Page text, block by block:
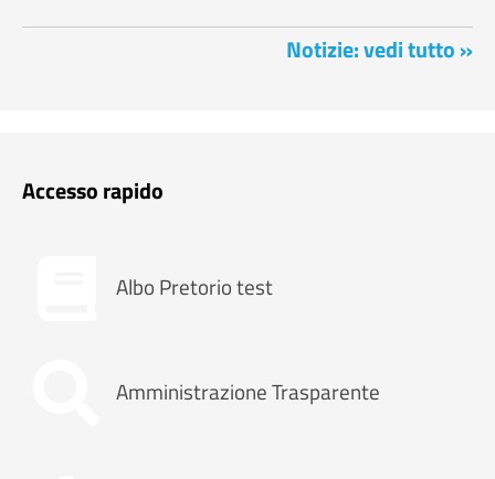
Notizie: vedi tutto »
Accesso rapido
Albo Pretorio test
Amministrazione Trasparente